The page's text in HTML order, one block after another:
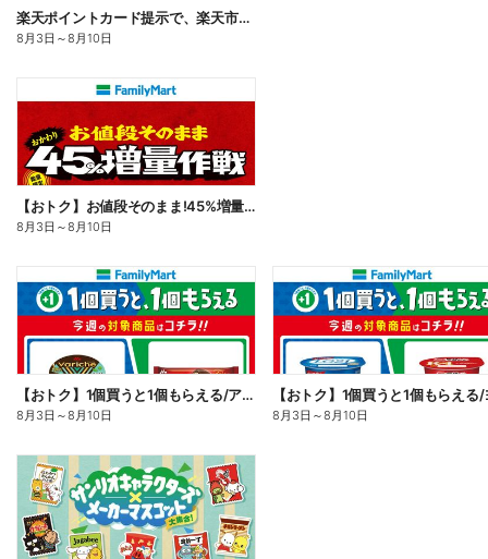
楽天ポイントカード提示で、楽天市場でのお買い物がおトクに!
8月3日 ～8月10日
【おトク】お値段そのまま!45%増量作戦!
8月3日 ～8月10日
【おトク】1個買うと1個もらえる/アイス
8月3日 ～8月10日 8月3日 ～8月10日